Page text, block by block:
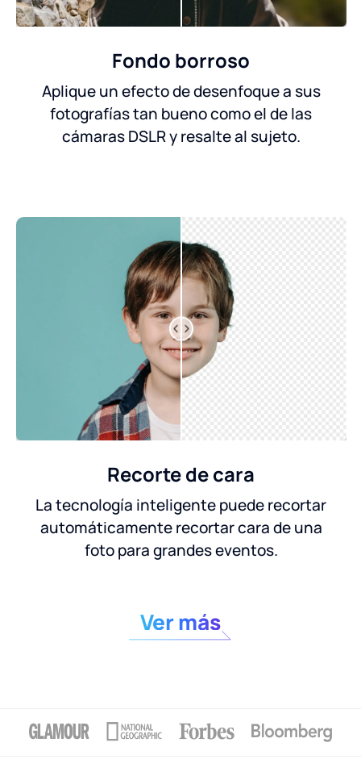
Fondo borroso
Aplique un efecto de desenfoque a sus
fotografías tan bueno como el de las
cámaras DSLR y resalte al sujeto.
Recorte de cara
La tecnología inteligente puede recortar
automáticamente recortar cara de una
foto para grandes eventos.
Ver más